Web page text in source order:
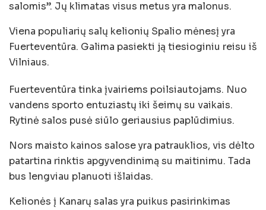
salomis”. Jų klimatas visus metus yra malonus.
Viena populiarių salų kelionių Spalio mėnesį yra
Fuerteventūra. Galima pasiekti ją tiesioginiu reisu iš
Vilniaus.
Fuerteventūra tinka įvairiems poilsiautojams. Nuo
vandens sporto entuziastų iki šeimų su vaikais.
Rytinė salos pusė siūlo geriausius paplūdimius.
Nors maisto kainos salose yra patrauklios, vis dėlto
patartina rinktis apgyvendinimą su maitinimu. Tada
bus lengviau planuoti išlaidas.
Kelionės į Kanarų salas yra puikus pasirinkimas